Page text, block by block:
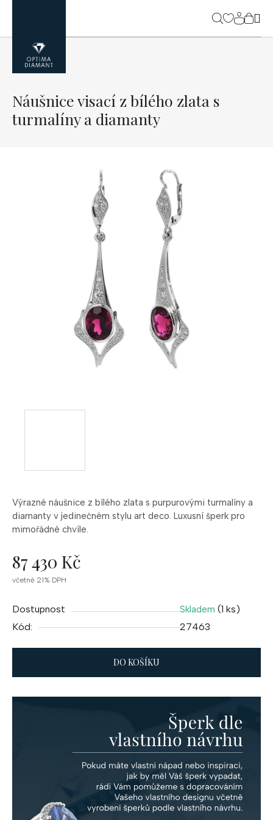
obsah
Výrazné náušnice z bílého zlata s purpurovými turmalíny a
diamanty v jedinečném stylu art deco. Luxusní šperk pro
mimořádné chvíle.
87 430 Kč
Měrná
včetně 21% DPH
Dostupnost Skladem (1 ks)
Kód:
27463
DO KOŠÍKU
Náušnice visací z bílého zlata s
turmalíny a diamanty